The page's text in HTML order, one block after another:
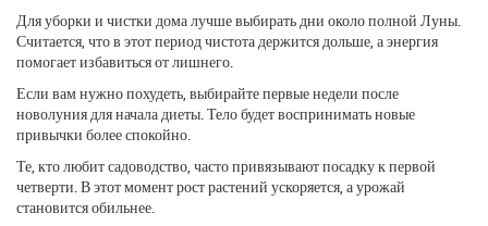
Для уборки и чистки дома лучше выбирать дни около полной Луны.
Считается, что в этот период чистота держится дольше, а энергия
помогает избавиться от лишнего.
Если вам нужно похудеть, выбирайте первые недели после
новолуния для начала диеты. Тело будет воспринимать новые
привычки более спокойно.
Те, кто любит садоводство, часто привязывают посадку к первой
четверти. В этот момент рост растений ускоряется, а урожай
становится обильнее.